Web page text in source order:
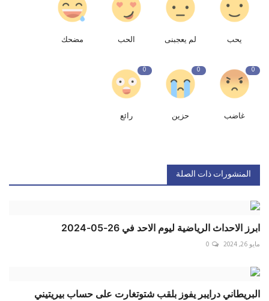
يحب لم يعجبنى الحب مضحك
0
غاضب
0
حزين
0
رائع
المنشورات ذات الصلة
ابرز الاحداث الرياضية ليوم الاحد في 26-05-2024
مايو 26, 2024 0
البريطاني درايبر يفوز بلقب شتوتغارت على حساب بيريتيني